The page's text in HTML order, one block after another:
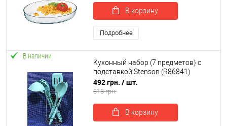
В корзину
Подробнее
В наличии
Кухонный набор (7 предметов) с
подставкой Stenson (R86841)
492 грн. / шт.
818 грн.
В корзину